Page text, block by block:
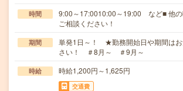
時間
9:00～17:0010:00～19:00 など■ 他の
ご相談ください！
期間
単発1日～！ ★勤務開始日や期間はお
さい！ ＃8月～ ＃9月～
時給 時給1,200円～1,625円
交通費